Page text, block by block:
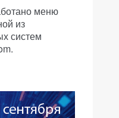
меню
из
систем